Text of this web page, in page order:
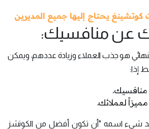
هو جذب العملاء وزيادة عددهم، ويمكن
إذا:
لعملائك.
شيء اسمه "أن تكون أفضل من الكوتشز